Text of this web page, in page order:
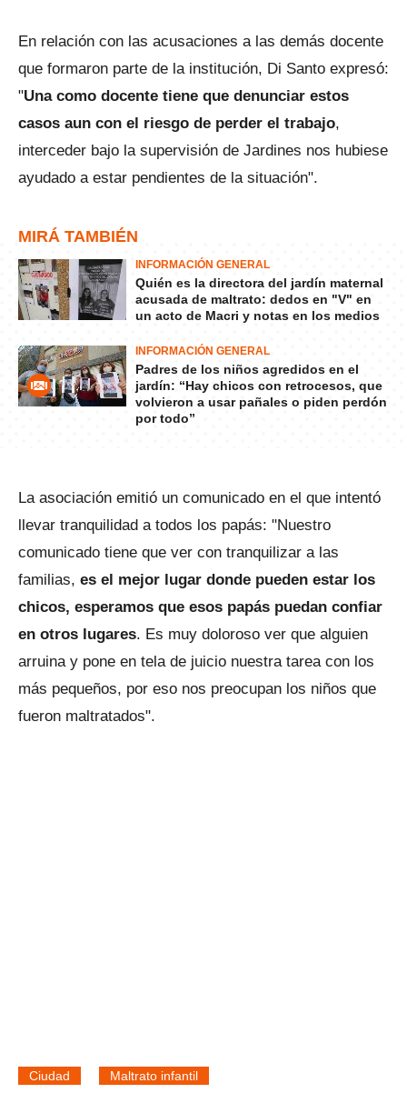
En relación con las acusaciones a las demás docente
que formaron parte de la institución, Di Santo expresó:
"Una como docente tiene que denunciar estos
casos aun con el riesgo de perder el trabajo,
interceder bajo la supervisión de Jardines nos hubiese
ayudado a estar pendientes de la situación".
MIRÁ TAMBIÉN
INFORMACIÓN GENERAL
Quién es la directora del jardín maternal
acusada de maltrato: dedos en "V" en
un acto de Macri y notas en los medios
INFORMACIÓN GENERAL
Padres de los niños agredidos en el
jardín: “Hay chicos con retrocesos, que
volvieron a usar pañales o piden perdón
por todo”
La asociación emitió un comunicado en el que intentó
llevar tranquilidad a todos los papás: "Nuestro
comunicado tiene que ver con tranquilizar a las
familias, es el mejor lugar donde pueden estar los
chicos, esperamos que esos papás puedan confiar
en otros lugares. Es muy doloroso ver que alguien
arruina y pone en tela de juicio nuestra tarea con los
más pequeños, por eso nos preocupan los niños que
fueron maltratados".
Ciudad Maltrato infantil